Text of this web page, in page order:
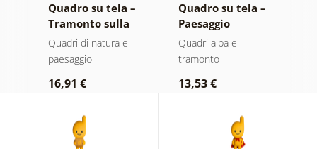
Quadro su tela –
Tramonto sulla
spiaggia
Quadri di natura e
paesaggio
16,91 €
Quadro su tela –
Paesaggio
giapponese con
cavaliere
Quadri alba e
tramonto
13,53 €